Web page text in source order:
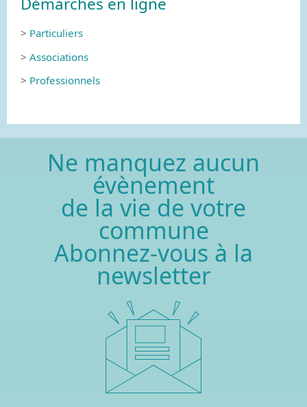
> Particuliers
> Associations
> Professionnels
Ne manquez aucun
évènement
de la vie de votre
commune
Abonnez-vous à la
newsletter